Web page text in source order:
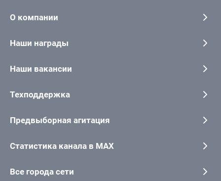
О компании
Наши награды
Наши вакансии
Техподдержка
Предвыборная агитация
Статистика канала в MAX
Все города сети